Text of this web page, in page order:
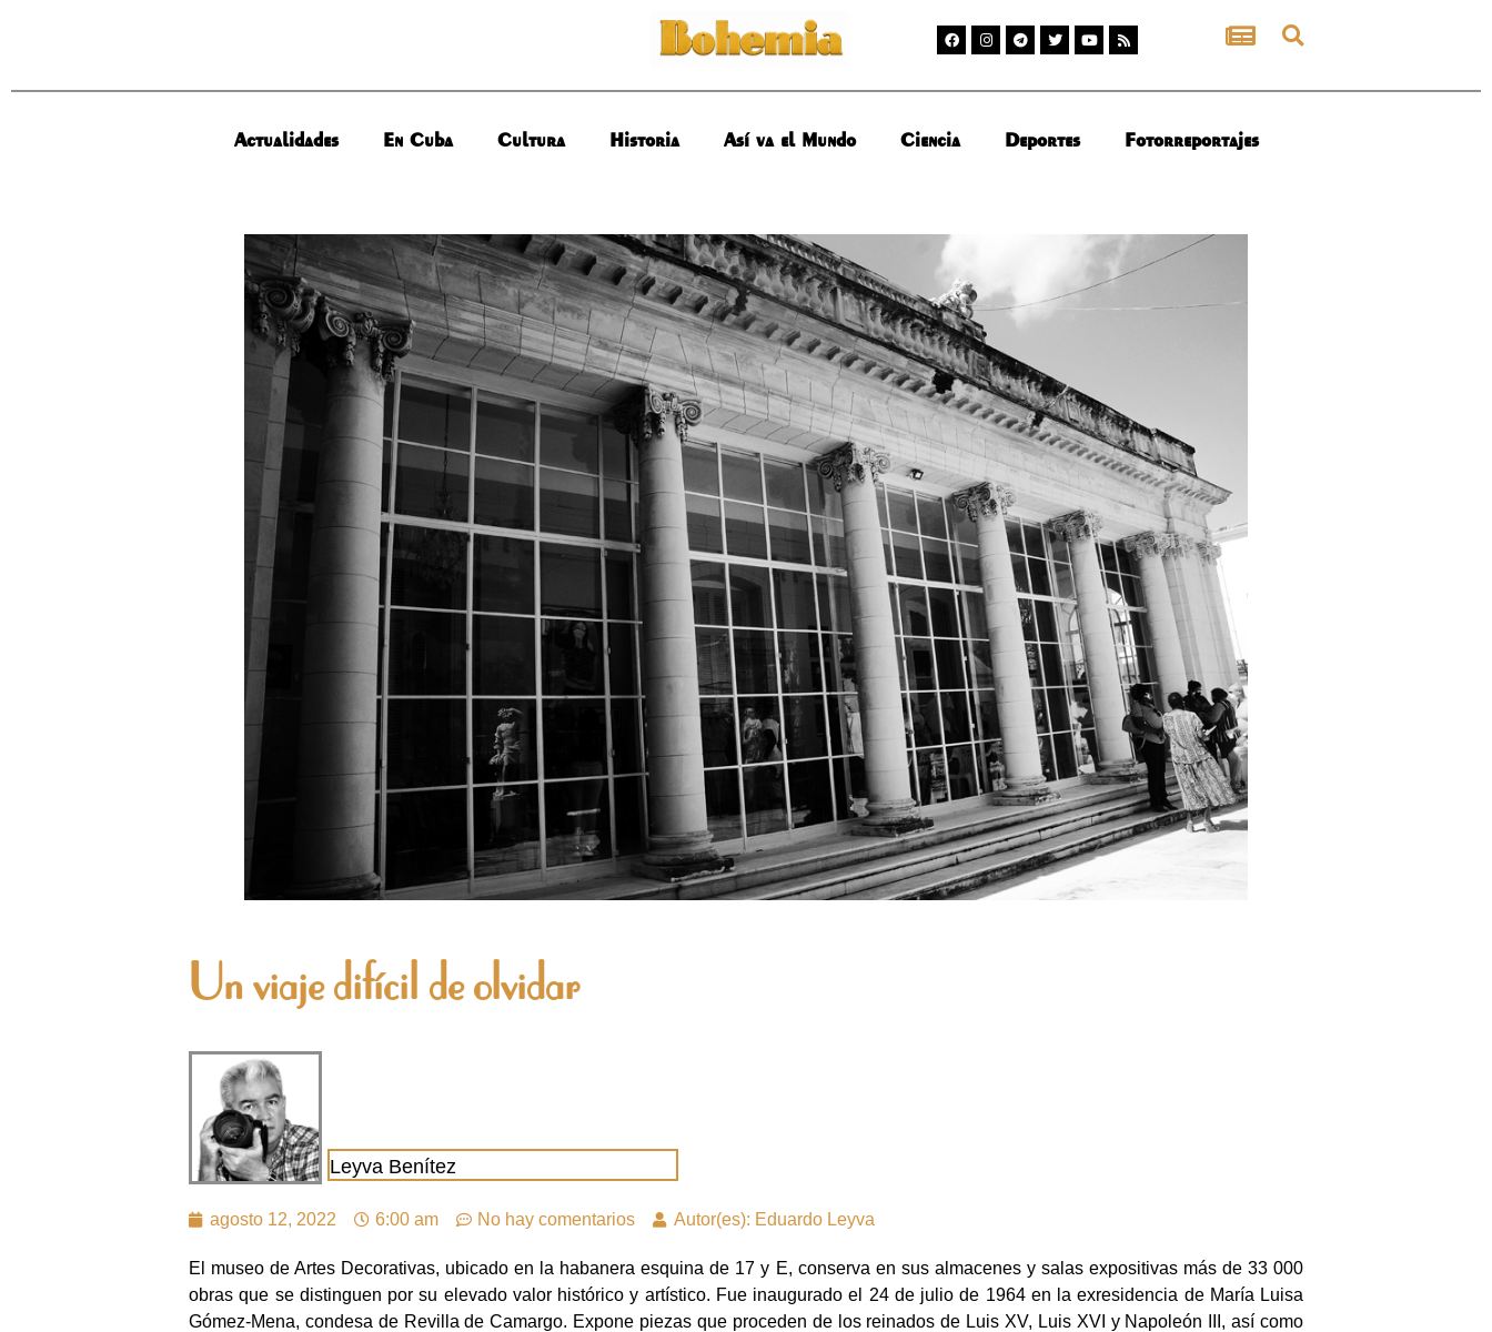
Actualidades En Cuba Cultura Historia Así va el Mundo Ciencia Deportes Fotorreportajes
Un viaje difícil de olvidar
Leyva Benítez
agosto 12, 2022 6:00 am No hay comentarios Autor(es): Eduardo Leyva
El museo de Artes Decorativas, ubicado en la habanera esquina de 17 y E, conserva en sus almacenes y salas expositivas más de 33 000
obras que se distinguen por su elevado valor histórico y artístico. Fue inaugurado el 24 de julio de 1964 en la exresidencia de María Luisa
Gómez-Mena, condesa de Revilla de Camargo. Expone piezas que proceden de los reinados de Luis XV, Luis XVI y Napoleón III, así como